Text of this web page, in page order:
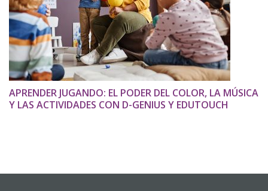
APRENDER JUGANDO: EL PODER DEL COLOR, LA MÚSICA
Y LAS ACTIVIDADES CON D-GENIUS Y EDUTOUCH